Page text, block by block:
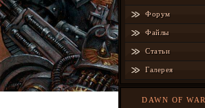
Форум
Файлы
Статьи
Галерея
DAWN OF WAR